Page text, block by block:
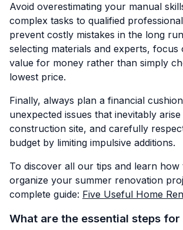
Avoid overestimating your manual
complex tasks to qualified
prevent costly mistakes in the long
selecting materials and experts, focus
value for money rather than simply
lowest price.
Finally, always plan a financial
unexpected issues that inevitably
construction site, and carefully
budget by limiting impulsive additions.
To discover all our tips and learn
organize your summer renovation
complete guide: Five Useful Home
What are the essential steps